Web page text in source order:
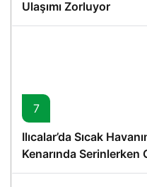
Ulaşımı Zorluyor
7
Ilıcalar’da Sıcak
Kenarında